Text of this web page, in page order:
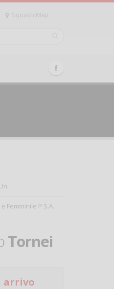
Squash Map
Femminile P.S.A.
Tornei
arrivo